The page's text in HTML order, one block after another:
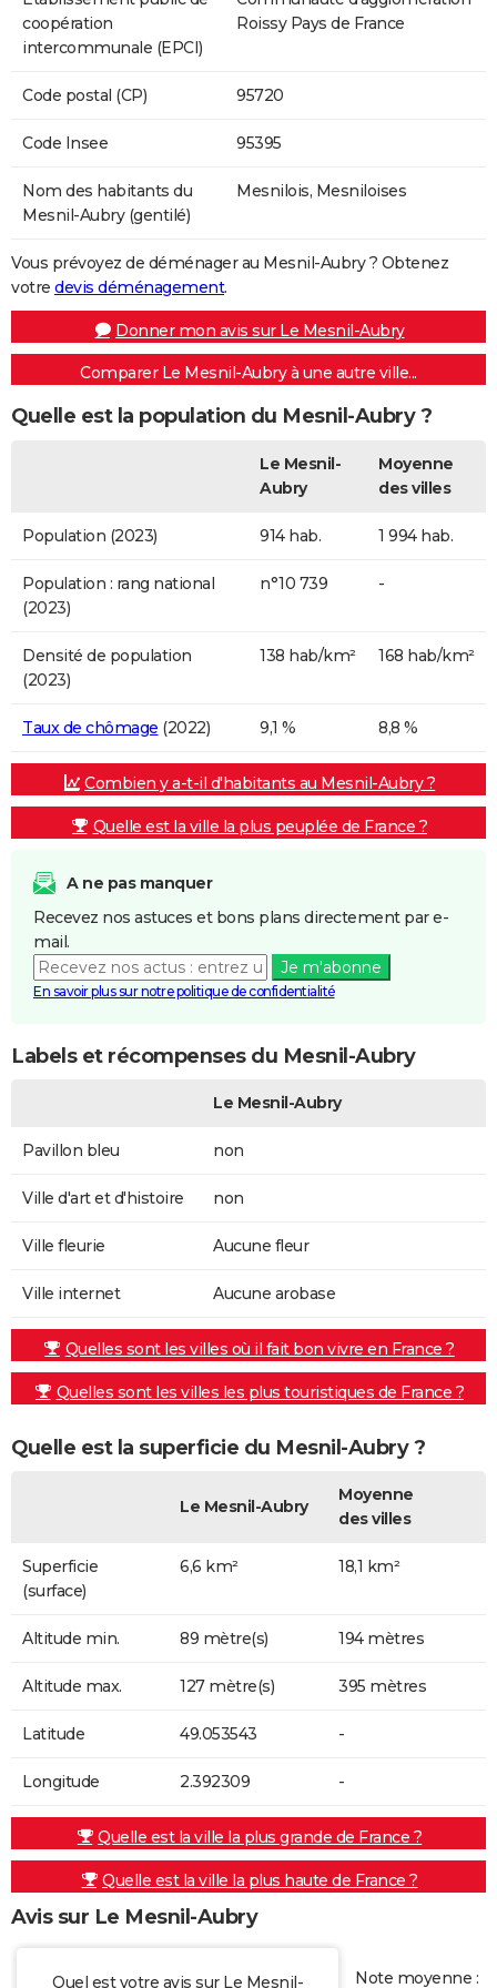
coopération
intercommunale (EPCI)
Roissy Pays de France
Code postal (CP) 95720
Code Insee 95395
Nom des habitants du
Mesnil-Aubry (gentilé)
Mesnilois, Mesniloises
Vous prévoyez de déménager au Mesnil-Aubry ? Obtenez
votre devis déménagement.
Donner mon avis sur Le Mesnil-Aubry
Comparer Le Mesnil-Aubry à une autre ville...
Quelle est la population du Mesnil-Aubry ?
Le Mesnil-
Aubry
Moyenne
des villes
Population (2023) 914 hab. 1 994 hab.
Population : rang national
(2023)
n°10 739 -
Densité de population
(2023)
138 hab/km² 168 hab/km²
Taux de chômage (2022) 9,1 % 8,8 %
Combien y a-t-il d'habitants au Mesnil-Aubry ?
Quelle est la ville la plus peuplée de France ?
A ne pas manquer
Recevez nos astuces et bons plans directement par e-
mail.
Je m'abonne
En savoir plus sur notre politique de confidentialité
Labels et récompenses du Mesnil-Aubry
Le Mesnil-Aubry
Pavillon bleu non
Ville d'art et d'histoire non
Ville fleurie Aucune fleur
Ville internet Aucune arobase
Quelles sont les villes où il fait bon vivre en France ?
Quelles sont les villes les plus touristiques de France ?
Quelle est la superficie du Mesnil-Aubry ?
Le Mesnil-Aubry
Moyenne
des villes
Superficie
(surface)
6,6 km² 18,1 km²
Altitude min. 89 mètre(s) 194 mètres
Altitude max. 127 mètre(s) 395 mètres
Latitude 49.053543 -
Longitude 2.392309 -
Quelle est la ville la plus grande de France ?
Quelle est la ville la plus haute de France ?
Avis sur Le Mesnil-Aubry
Quel est votre avis sur Le Mesnil- Note moyenne :